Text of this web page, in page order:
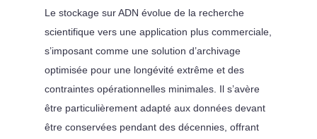
Le stockage sur ADN évolue de la recherche
scientifique vers une application plus commerciale,
s’imposant comme une solution d’archivage
optimisée pour une longévité extrême et des
contraintes opérationnelles minimales. Il s’avère
être particulièrement adapté aux données devant
être conservées pendant des décennies, offrant